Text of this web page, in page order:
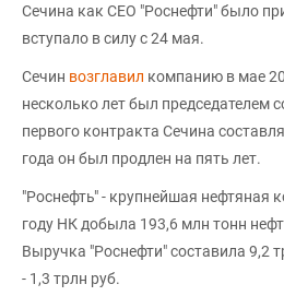
Сечина как СЕО "Роснефти" было
вступало в силу с 24 мая.
Сечин возглавил компанию в мае
несколько лет был председателем
первого контракта Сечина
года он был продлен на пять лет.
"Роснефть" - крупнейшая нефтяная
году НК добыла 193,6 млн тонн
Выручка "Роснефти" составила 9,2
- 1,3 трлн руб.